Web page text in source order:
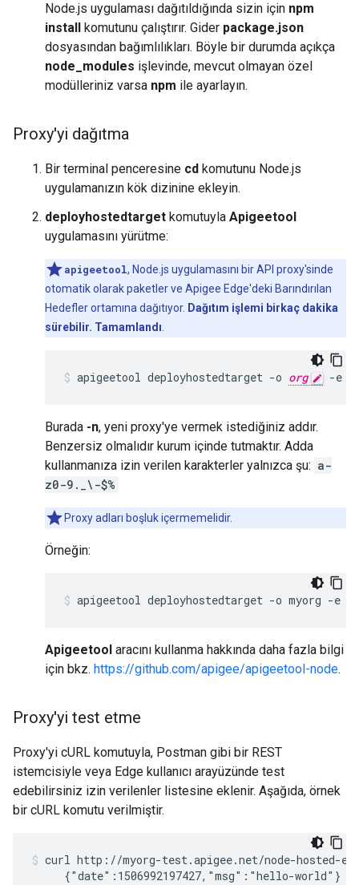
Node.js uygulaması dağıtıldığında sizin için npm
install
komutunu çalıştırır. Gider package.json
dosyasından bağımlılıkları. Böyle bir durumda açıkça
node_modules işlevinde, mevcut olmayan özel
modülleriniz varsa npm ile ayarlayın.
Proxy'yi dağıtma
Bir terminal penceresine cd komutunu Node.js
uygulamanızın kök dizinine ekleyin.
deployhostedtarget komutuyla Apigeetool
uygulamasını yürütme:
apigeetool, Node.js uygulamasını bir API proxy'sinde
otomatik olarak paketler ve Apigee Edge'deki Barındırılan
Hedefler ortamına dağıtıyor. Dağıtım işlemi birkaç dakika
sürebilir. Tamamlandı.
apigeetool deployhostedtarget -o org -e
Burada -n, yeni proxy'ye vermek istediğiniz addır.
Benzersiz olmalıdır kurum içinde tutmaktır. Adda
kullanmanıza izin verilen karakterler yalnızca şu: a-
z0-9._\-$%
Proxy adları boşluk içermemelidir.
Örneğin:
apigeetool deployhostedtarget -o myorg -e
Apigeetool aracını kullanma hakkında daha fazla bilgi
için bkz. https://github.com/apigee/apigeetool-node.
Proxy'yi test etme
Proxy'yi cURL komutuyla, Postman gibi bir REST
istemcisiyle veya Edge kullanıcı arayüzünde test
edebilirsiniz izin verilenler listesine eklenir. Aşağıda, örnek
bir cURL komutu verilmiştir.
curl http://myorg-test.apigee.net/node-hosted-
     {"date":1506992197427,"msg":"hello-world"}